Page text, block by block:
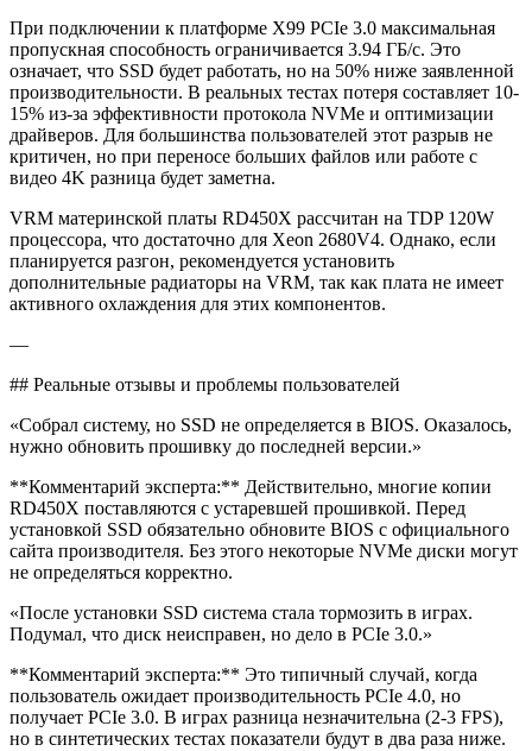
При подключении к платформе X99 PCIe 3.0 максимальная
пропускная способность ограничивается 3.94 ГБ/с. Это
означает, что SSD будет работать, но на 50% ниже заявленной
производительности. В реальных тестах потеря составляет 10-
15% из-за эффективности протокола NVMe и оптимизации
драйверов. Для большинства пользователей этот разрыв не
критичен, но при переносе больших файлов или работе с
видео 4K разница будет заметна.
VRM материнской платы RD450X рассчитан на TDP 120W
процессора, что достаточно для Xeon 2680V4. Однако, если
планируется разгон, рекомендуется установить
дополнительные радиаторы на VRM, так как плата не имеет
активного охлаждения для этих компонентов.
—
## Реальные отзывы и проблемы пользователей
«Собрал систему, но SSD не определяется в BIOS. Оказалось,
нужно обновить прошивку до последней версии.»
**Комментарий эксперта:** Действительно, многие копии
RD450X поставляются с устаревшей прошивкой. Перед
установкой SSD обязательно обновите BIOS с официального
сайта производителя. Без этого некоторые NVMe диски могут
не определяться корректно.
«После установки SSD система стала тормозить в играх.
Подумал, что диск неисправен, но дело в PCIe 3.0.»
**Комментарий эксперта:** Это типичный случай, когда
пользователь ожидает производительность PCIe 4.0, но
получает PCIe 3.0. В играх разница незначительна (2-3 FPS),
но в синтетических тестах показатели будут в два раза ниже.